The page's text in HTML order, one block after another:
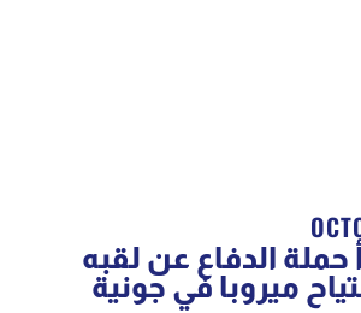
حملة الدفاع عن لقبه
ميروبا في جونية